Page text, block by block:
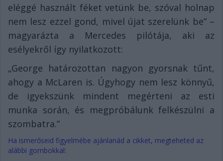
eléggé használt féket vetünk be, szóval holnap
nem lesz ezzel gond, mivel újat szerelünk be” –
magyarázta a Mercedes pilótája, aki az
esélyekről így nyilatkozott:
„George határozottan nagyon gyorsnak tűnt,
ahogy a McLaren is. Úgyhogy nem lesz könnyű,
de igyekszünk mindent megérteni az esti
munka során, és megpróbálunk felkészülni a
szombatra.”
Ha ismerőseid figyelmébe ajánlanád a cikket, megteheted az
alábbi gombokkal: